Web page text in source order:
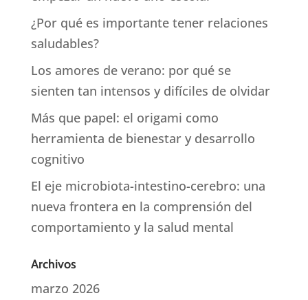
¿Por qué es importante tener relaciones
saludables?
Los amores de verano: por qué se
sienten tan intensos y difíciles de olvidar
Más que papel: el origami como
herramienta de bienestar y desarrollo
cognitivo
El eje microbiota-intestino-cerebro: una
nueva frontera en la comprensión del
comportamiento y la salud mental
Archivos
marzo 2026